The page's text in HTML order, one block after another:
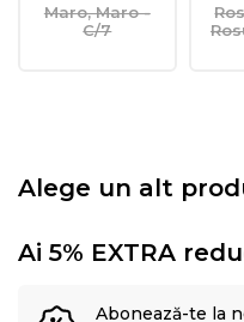
Maro, Maro -
C/7
Alege un alt
Ai 5% EXTRA
Abonează-te la